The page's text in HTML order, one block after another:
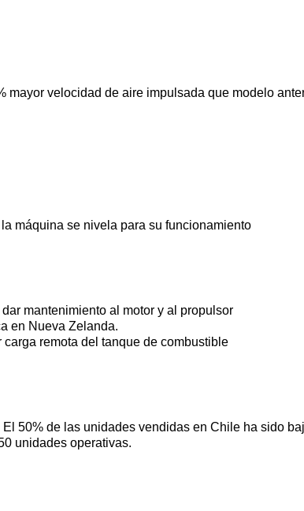
mayor velocidad de aire impulsada que modelo
máquina se nivela para su funcionamiento
mantenimiento al motor y al propulsor
en Nueva Zelanda.
remota del tanque de combustible
50% de las unidades vendidas en Chile ha sido
unidades operativas.